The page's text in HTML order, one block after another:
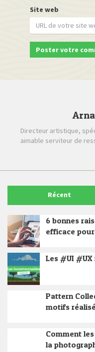
Site web
Directeur artistique,
aimable serviteur de
Récent
6 bonnes
efficace
Les #UI #UX
Pattern
motifs
Comment
la